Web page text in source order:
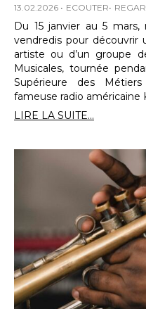
13.02.2026 ECOUTER
Du 15 janvier au 5
vendredis pour découvrir
artiste ou d’un groupe
Musicales, tournée
Supérieure des
fameuse radio américaine
LIRE LA SUITE...